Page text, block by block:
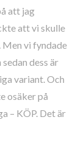
att jag
att vi skulle
Men vi fyndade
dess är
variant. Och
osäker på
– KÖP. Det är